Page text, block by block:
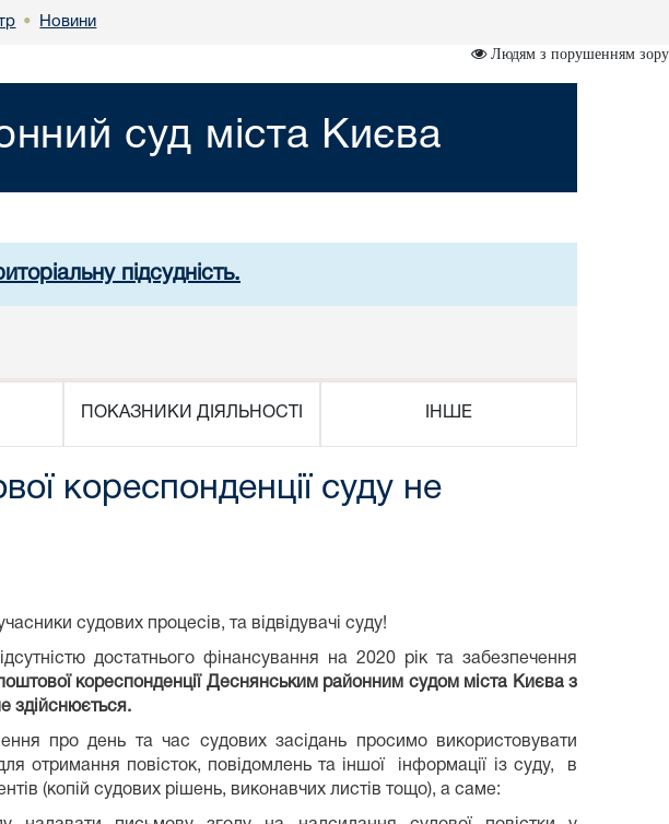
• Новини
Людям з порушенням зору
суд міста Києва
підсудність.
ПОКАЗНИКИ ДІЯЛЬНОСТІ ІНШЕ
кореспонденції суду не
судових процесів, та відвідувачі суду!
достатнього фінансування на 2020 рік та забезпечення
кореспонденції Деснянським районним судом міста Києва з
здійснюється.
про день та час судових засідань просимо використовувати
отримання повісток, повідомлень та іншої інформації із суду, в
(копій судових рішень, виконавчих листів тощо), а саме: